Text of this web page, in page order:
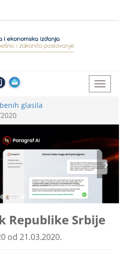
glasila
Republike Srbije
od 21.03.2020.